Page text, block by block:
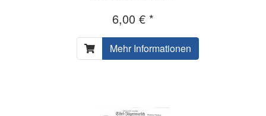
6,00 € *
Mehr Informationen